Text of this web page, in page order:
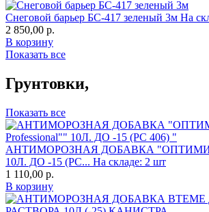
Снеговой барьер БС-417 зеленый 3м На
2 850,00 р.
В корзину
Показать все
Грунтовки,
Показать все
АНТИМОРОЗНАЯ ДОБАВКА
10Л. ДО -15 (РС... На складе: 2 шт
1 110,00 р.
В корзину